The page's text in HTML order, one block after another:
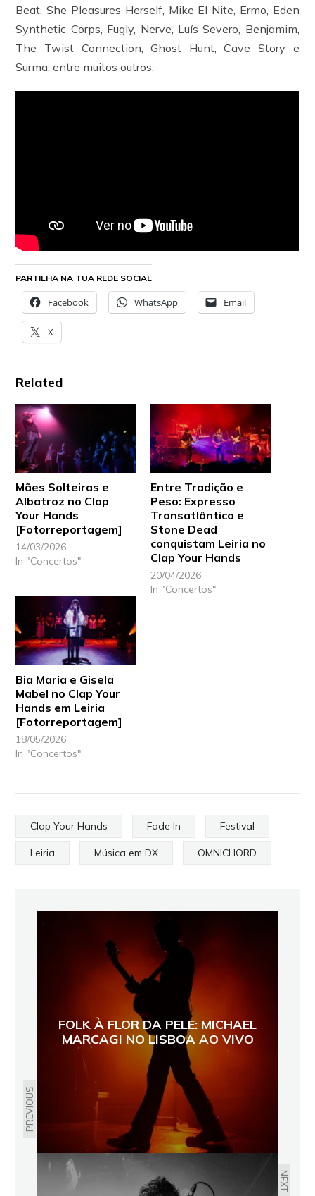
Beat, She Pleasures Herself, Mike El Nite, Ermo, Eden
Synthetic Corps, Fugly, Nerve, Luís Severo, Benjamim,
The Twist Connection, Ghost Hunt, Cave Story e
Surma, entre muitos outros.
PARTILHA NA TUA REDE SOCIAL
Facebook WhatsApp Email
X
Related
Mães Solteiras e
Albatroz no Clap
Your Hands
[Fotorreportagem]
14/03/2026
In "Concertos"
Entre Tradição e
Peso: Expresso
Transatlântico e
Stone Dead
conquistam Leiria no
Clap Your Hands
20/04/2026
In "Concertos"
Bia Maria e Gisela
Mabel no Clap Your
Hands em Leiria
[Fotorreportagem]
18/05/2026
In "Concertos"
Clap Your Hands Fade In Festival
Leiria Música em DX OMNICHORD
PREVIOUS
FOLK À FLOR DA PELE: MICHAEL
MARCAGI NO LISBOA AO VIVO
NEXT